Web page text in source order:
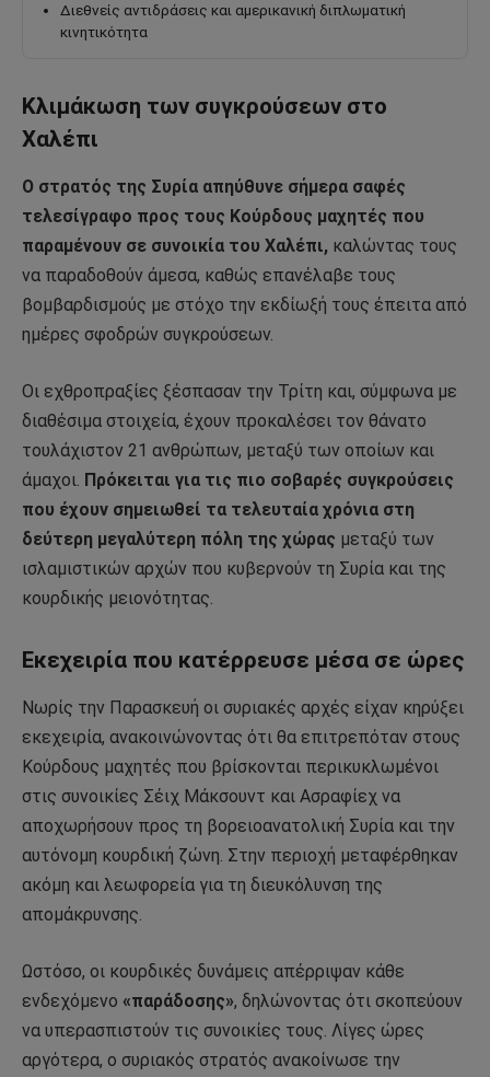
Διεθνείς αντιδράσεις και αμερικανική διπλωματική
κινητικότητα
Κλιμάκωση των συγκρούσεων στο
Χαλέπι
Ο στρατός της Συρία απηύθυνε σήμερα σαφές
τελεσίγραφο προς τους Κούρδους μαχητές που
παραμένουν σε συνοικία του Χαλέπι, καλώντας τους
να παραδοθούν άμεσα, καθώς επανέλαβε τους
βομβαρδισμούς με στόχο την εκδίωξή τους έπειτα από
ημέρες σφοδρών συγκρούσεων.
Οι εχθροπραξίες ξέσπασαν την Τρίτη και, σύμφωνα με
διαθέσιμα στοιχεία, έχουν προκαλέσει τον θάνατο
τουλάχιστον 21 ανθρώπων, μεταξύ των οποίων και
άμαχοι. Πρόκειται για τις πιο σοβαρές συγκρούσεις
που έχουν σημειωθεί τα τελευταία χρόνια στη
δεύτερη μεγαλύτερη πόλη της χώρας μεταξύ των
ισλαμιστικών αρχών που κυβερνούν τη Συρία και της
κουρδικής μειονότητας.
Εκεχειρία που κατέρρευσε μέσα σε ώρες
Νωρίς την Παρασκευή οι συριακές αρχές είχαν κηρύξει
εκεχειρία, ανακοινώνοντας ότι θα επιτρεπόταν στους
Κούρδους μαχητές που βρίσκονται περικυκλωμένοι
στις συνοικίες Σέιχ Μάκσουντ και Ασραφίεχ να
αποχωρήσουν προς τη βορειοανατολική Συρία και την
αυτόνομη κουρδική ζώνη. Στην περιοχή μεταφέρθηκαν
ακόμη και λεωφορεία για τη διευκόλυνση της
απομάκρυνσης.
Ωστόσο, οι κουρδικές δυνάμεις απέρριψαν κάθε
ενδεχόμενο «παράδοσης», δηλώνοντας ότι σκοπεύουν
να υπερασπιστούν τις συνοικίες τους. Λίγες ώρες
αργότερα, ο συριακός στρατός ανακοίνωσε την